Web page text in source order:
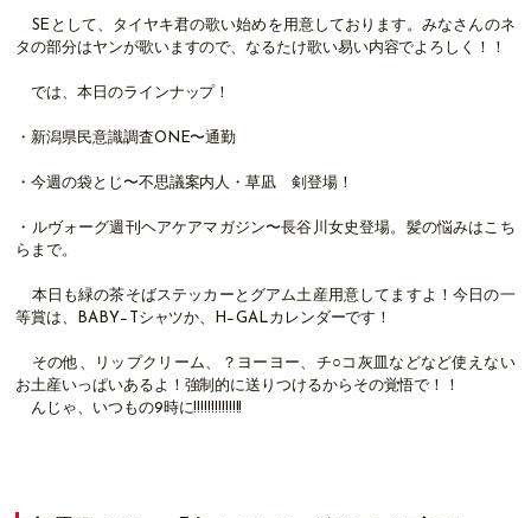
SEとして、タイヤキ君の歌い始めを用意しております。みなさんのネ
タの部分はヤンが歌いますので、なるたけ歌い易い内容でよろしく！！
では、本日のラインナップ！
・新潟県民意識調査ONE〜通勤
・今週の袋とじ〜不思議案内人・草凪 剣登場！
・ルヴォーグ週刊ヘアケアマガジン〜長谷川女史登場。髪の悩みはこち
らまで。
本日も緑の茶そばステッカーとグアム土産用意してますよ！今日の一
等賞は、BABY−Tシャツか、H−GALカレンダーです！
その他、リップクリーム、？ヨーヨー、チ○コ灰皿などなど使えない
お土産いっぱいあるよ！強制的に送りつけるからその覚悟で！！
んじゃ、いつもの9時に!!!!!!!!!!!!!!